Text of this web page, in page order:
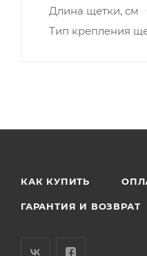
Длина щетки, см
Тип крепления
КАК КУПИТЬ
ГАРАНТИЯ И ВОЗВРАТ